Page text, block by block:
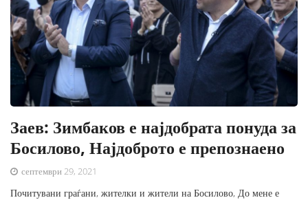
Заев: Зимбаков е најдобрата понуда за
Босилово, Најдоброто е препознаено
септември 29, 2021
Почитувани граѓани, жителки и жители на Босилово, До мене е